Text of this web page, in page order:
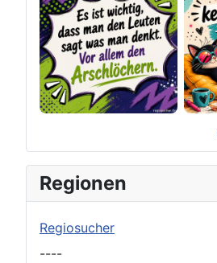
Original herunterladen
Regionen
Regiosucher
----